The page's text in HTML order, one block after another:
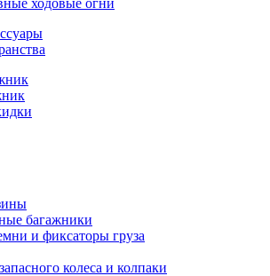
ходовые огни
багажники
и фиксаторы груза
колеса и колпаки